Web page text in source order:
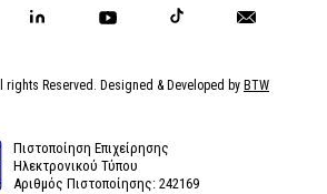
rights Reserved. Designed & Developed by BTW
Πιστοποίηση Επιχείρησης
Ηλεκτρονικού Τύπου
Αριθμός Πιστοποίησης: 242169